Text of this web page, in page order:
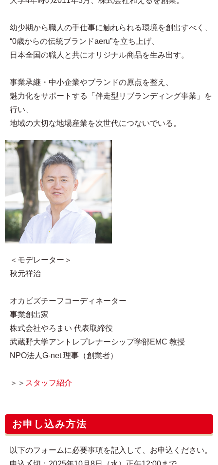
幼少期から職人の手仕事に触れられる環境を創出すべく、
“0歳からの伝統ブランドaeru”を立ち上げ、
日本全国の職人と共にオリジナル商品を生み出す。
事業承継・中小企業やブランドの原点を整え、
魅力化をサポートする「伴走型リブランディング事業」を
行い、
地域の大切な地場産業を次世代につないでいる。
＜モデレーター＞
秋元祥治
オカビズチーフコーディネーター
事業創出家
株式会社やろまい 代表取締役
武蔵野大学アントレプレナーシップ学部EMC 教授
NPO法人G-net 理事（創業者）
＞＞ スタッフ紹介
お申し込み方法
以下のフォームに必要事項を記入して、お申込ください。